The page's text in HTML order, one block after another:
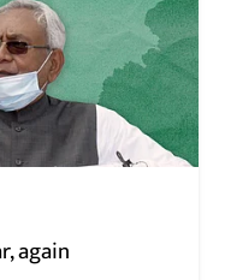
again